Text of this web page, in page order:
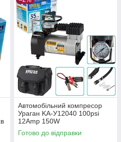
Автомобільний компресор
Ураган KA-У12040 100psi
12Amp 150W
Готово до відправки